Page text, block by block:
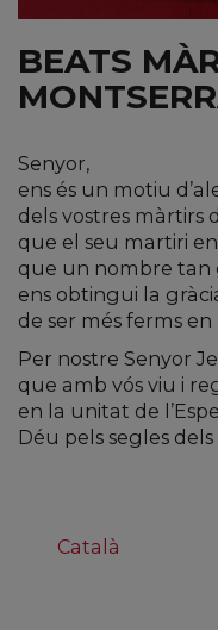
BEATS
Senyor,
ens és un motiu
dels vostres màrtirs
que el seu martiri
que un nombre tan
ens obtingui la
de ser més ferms en
Per nostre Senyor
que amb vós viu i
en la unitat de
Déu pels segles
Català